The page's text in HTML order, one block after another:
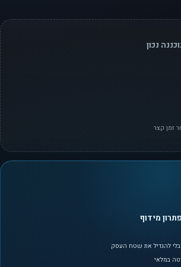
נכון
זמן קצר
מידוף
להגדיל את שטח העסק
במלאי